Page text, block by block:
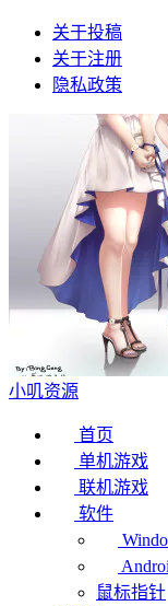
关于投稿
关于注册
隐私政策
小叽资源
首页
单机游戏
联机游戏
软件
鼠标指针